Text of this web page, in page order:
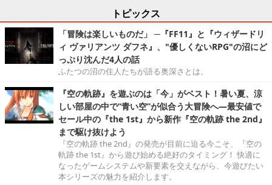
トピックス
「冒険は楽しいものだ」 ─『FF11』と『ウィザードリ
ィ ヴァリアンツ ダフネ』、"優しくないRPG"の沼にど
っぷり沈んだ4人の話
ふたつの沼の住人たちが語る奥深さとは。
『空の軌跡』を遊ぶのは「今」がベスト！暑い夏、涼
しい部屋の中で“青い空”が似合う大冒険へ―最安値で
セール中の『the 1st』から新作『空の軌跡 the 2nd』
まで駆け抜けよう
『空の軌跡 the 2nd』の発売が目前に迫る今こそ、『空の
軌跡 the 1st』から遊び始める絶好のタイミング！ 快適に
なったゲームシステムや新要素を交えながら、今遊びたい
本シリーズの魅力を紹介します。